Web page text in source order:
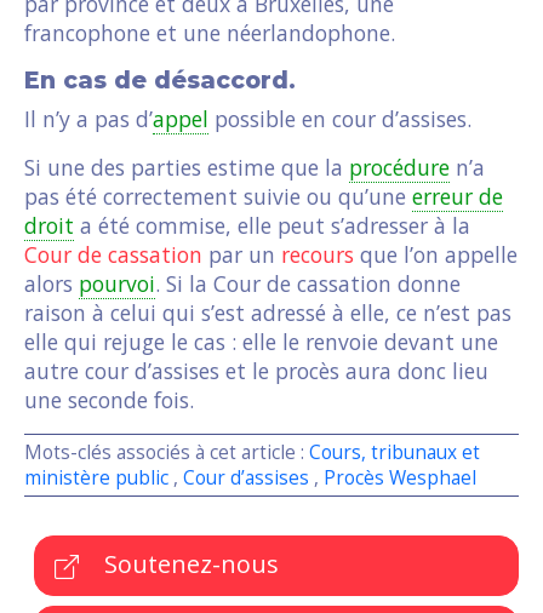
francophone et une néerlandophone.
En cas de désaccord.
Il n’y a pas d’appel possible en cour d’assises.
Si une des parties estime que la procédure n’a
pas été correctement suivie ou qu’une erreur de
droit a été commise, elle peut s’adresser à la
Cour de cassation par un recours que l’on appelle
alors pourvoi. Si la Cour de cassation donne
raison à celui qui s’est adressé à elle, ce n’est pas
elle qui rejuge le cas : elle le renvoie devant une
autre cour d’assises et le procès aura donc lieu
une seconde fois.
Mots-clés associés à cet article : Cours, tribunaux et
ministère public , Cour d’assises , Procès Wesphael
Soutenez-nous